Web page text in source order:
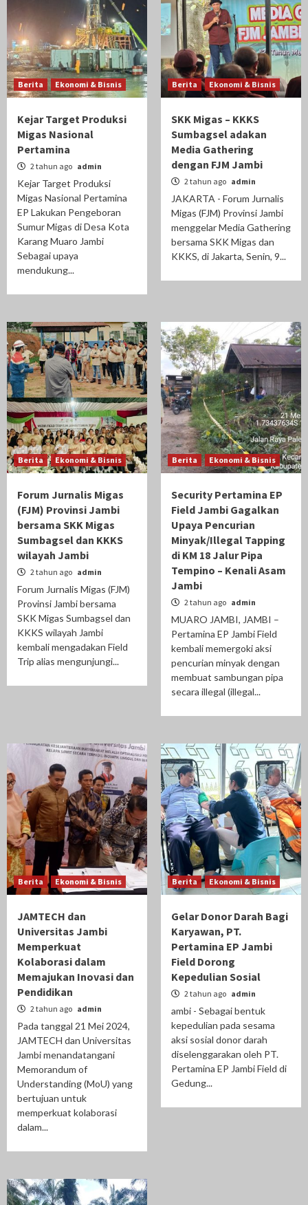
Berita Ekonomi & Bisnis
Kejar Target Produksi
Migas Nasional
Pertamina
2 tahun ago admin
Kejar Target Produksi
Migas Nasional Pertamina
EP Lakukan Pengeboran
Sumur Migas di Desa Kota
Karang Muaro Jambi
Sebagai upaya
mendukung...
Berita Ekonomi & Bisnis
SKK Migas – KKKS
Sumbagsel adakan
Media Gathering
dengan FJM Jambi
2 tahun ago admin
JAKARTA - Forum Jurnalis
Migas (FJM) Provinsi Jambi
menggelar Media Gathering
bersama SKK Migas dan
KKKS, di Jakarta, Senin, 9...
Berita Ekonomi & Bisnis
Forum Jurnalis Migas
(FJM) Provinsi Jambi
bersama SKK Migas
Sumbagsel dan KKKS
wilayah Jambi
2 tahun ago admin
Forum Jurnalis Migas (FJM)
Provinsi Jambi bersama
SKK Migas Sumbagsel dan
KKKS wilayah Jambi
kembali mengadakan Field
Trip alias mengunjungi...
Berita Ekonomi & Bisnis
Security Pertamina EP
Field Jambi Gagalkan
Upaya Pencurian
Minyak/Illegal Tapping
di KM 18 Jalur Pipa
Tempino – Kenali Asam
Jambi
2 tahun ago admin
MUARO JAMBI, JAMBI –
Pertamina EP Jambi Field
kembali memergoki aksi
pencurian minyak dengan
membuat sambungan pipa
secara illegal (illegal...
Berita Ekonomi & Bisnis
JAMTECH dan
Universitas Jambi
Memperkuat
Kolaborasi dalam
Memajukan Inovasi dan
Pendidikan
2 tahun ago admin
Pada tanggal 21 Mei 2024,
JAMTECH dan Universitas
Jambi menandatangani
Memorandum of
Understanding (MoU) yang
bertujuan untuk
memperkuat kolaborasi
dalam...
Berita Ekonomi & Bisnis
Gelar Donor Darah Bagi
Karyawan, PT.
Pertamina EP Jambi
Field Dorong
Kepedulian Sosial
2 tahun ago admin
ambi - Sebagai bentuk
kepedulian pada sesama
aksi sosial donor darah
diselenggarakan oleh PT.
Pertamina EP Jambi Field di
Gedung...